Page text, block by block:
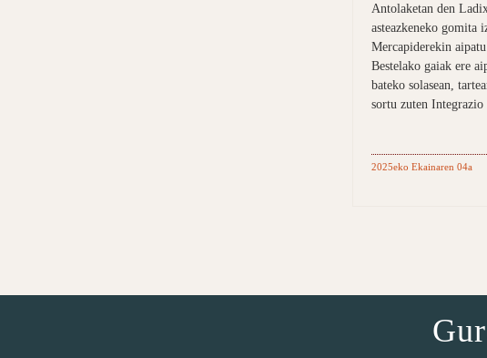
Antolaketan den
asteazkeneko gomita
Mercapiderekin aipatu
Bestelako gaiak ere
bateko solasean,
sortu zuten Integrazio
2025eko Ekainaren 04a